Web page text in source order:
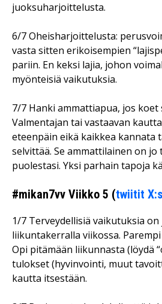
juoksuharjoittelusta.
6/7 Oheisharjoittelusta:
vasta sitten erikoisempien
pariin. En keksi lajia, johon
myönteisiä vaikutuksia.
7/7 Hanki ammattiapua, jos koet
Valmentajan tai vastaavan
eteenpäin eikä kaikkea kannata
selvittää. Se ammattilainen on jo
puolestasi. Yksi parhain tapoja
#mikan7vv Viikko 5 (twiitit
1/7 Terveydellisiä vaikutuksia on
liikuntakerralla viikossa.
Opi pitämään liikunnasta (löydä
tulokset (hyvinvointi, muut
kautta itsestään.